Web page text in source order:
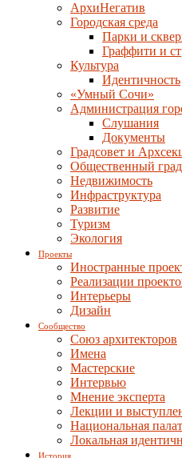
АрхиНегатив
Городская среда
Парки и
Граффити и
Культура
Идентичность
«Умный Сочи»
Администрация
Слушания
Документы
Градсовет и
Общественный
Недвижимость
Инфраструктура
Развитие
Туризм
Экология
Проекты
Иностранные
Реализации
Интерьеры
Дизайн
Сообщество
Союз архитекторов
Имена
Мастерские
Интервью
Мнение эксперта
Лекции и
Национальная
Локальная
История